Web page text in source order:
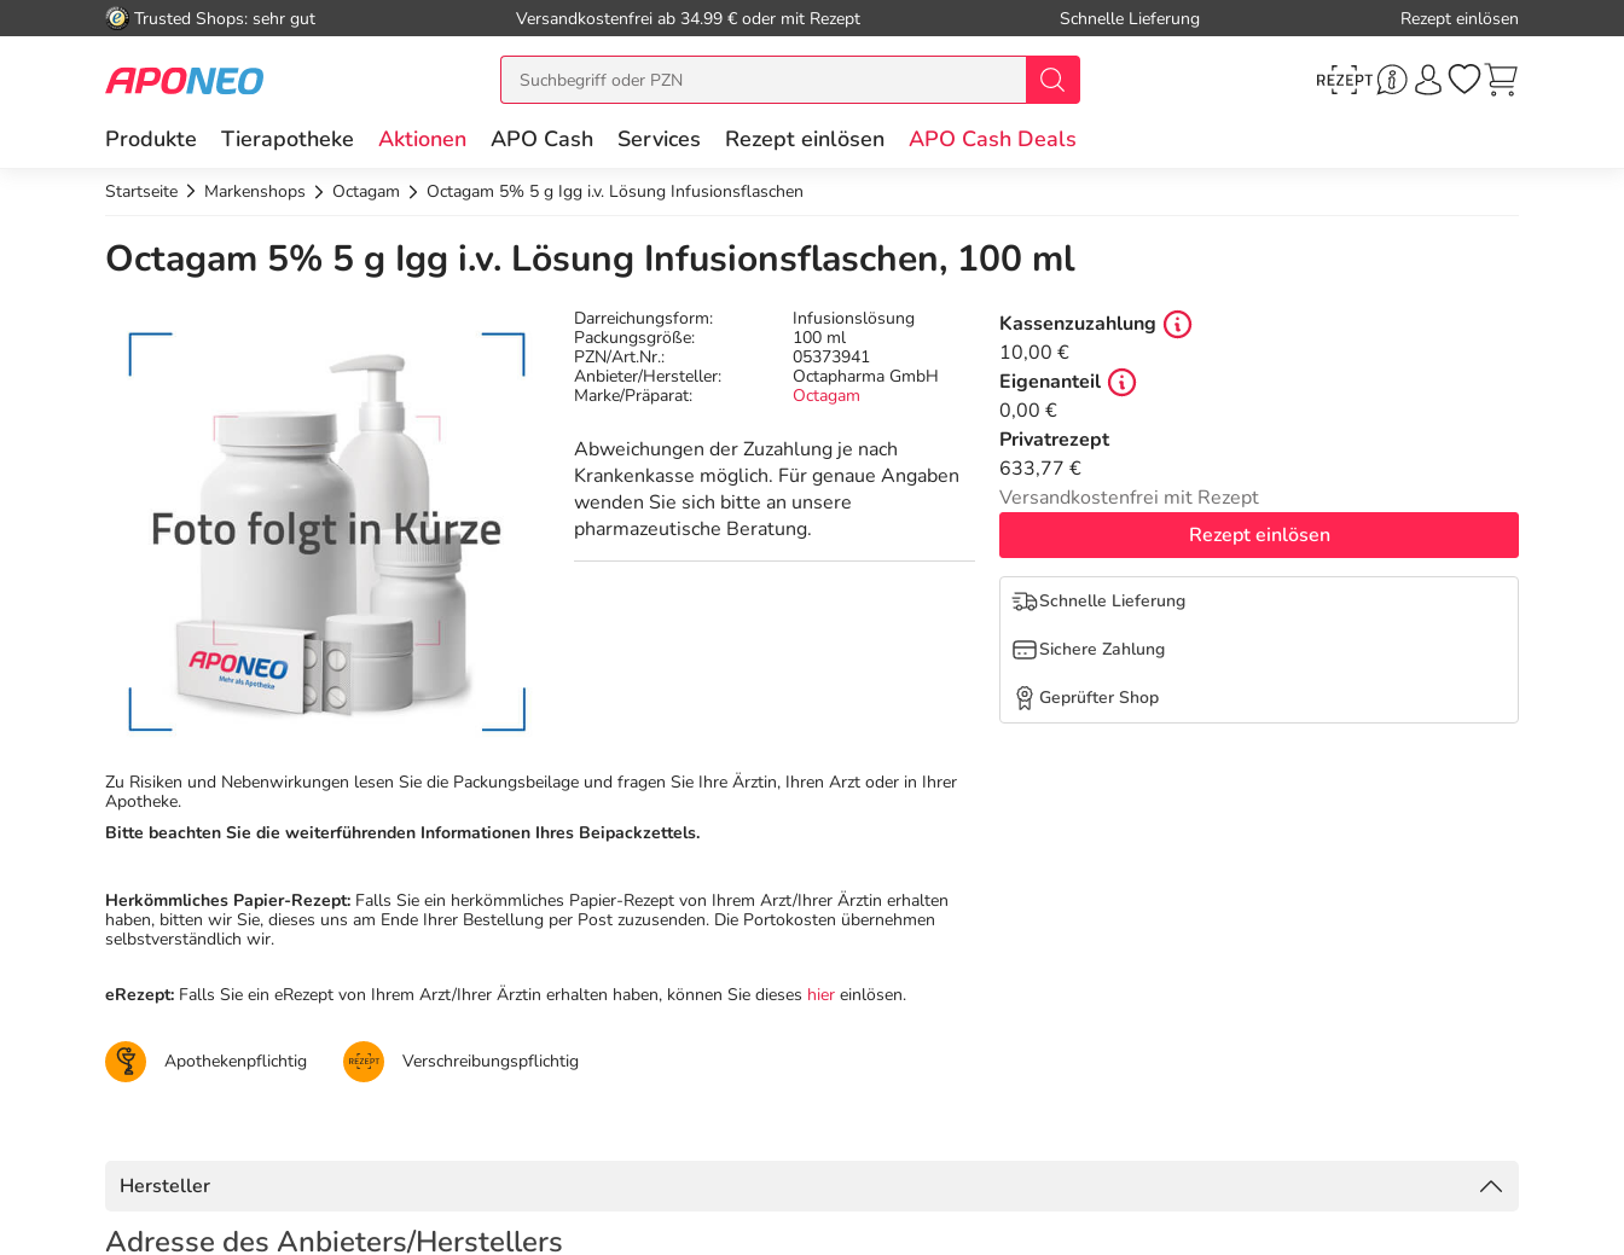
Trusted Shops: sehr gut Versandkostenfrei ab 34.99 € oder mit Rezept Schnelle Lieferung Rezept einlösen
Produkte Tierapotheke Aktionen APO Cash Services Rezept einlösen APO Cash Deals
Startseite Markenshops Octagam Octagam 5% 5 g Igg i.v. Lösung Infusionsflaschen
Octagam 5% 5 g Igg i.v. Lösung Infusionsflaschen, 100 ml
Darreichungsform:
Infusionslösung
Packungsgröße:
100 ml
PZN/Art.Nr.:
05373941
Anbieter/Hersteller:
Octapharma GmbH
Marke/Präparat:
Octagam
Abweichungen der Zuzahlung je nach
Krankenkasse möglich. Für genaue Angaben
wenden Sie sich bitte an unsere
pharmazeutische Beratung.
Kassenzuzahlung
10,00 €
Eigenanteil
0,00 €
Privatrezept
633,77 €
Versandkostenfrei mit Rezept
Rezept einlösen
Schnelle Lieferung
Sichere Zahlung
Geprüfter Shop
Zu Risiken und Nebenwirkungen lesen Sie die Packungsbeilage und fragen Sie Ihre Ärztin, Ihren Arzt oder in Ihrer
Apotheke.
Bitte beachten Sie die weiterführenden Informationen Ihres Beipackzettels.
Herkömmliches Papier-Rezept: Falls Sie ein herkömmliches Papier-Rezept von Ihrem Arzt/Ihrer Ärztin erhalten
haben, bitten wir Sie, dieses uns am Ende Ihrer Bestellung per Post zuzusenden. Die Portokosten übernehmen
selbstverständlich wir.
eRezept: Falls Sie ein eRezept von Ihrem Arzt/Ihrer Ärztin erhalten haben, können Sie dieses hier einlösen.
Apothekenpflichtig Verschreibungspflichtig
Hersteller
Adresse des Anbieters/Herstellers